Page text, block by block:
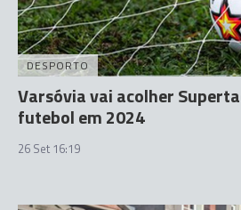
DESPORTO
Varsóvia vai acolher
futebol em 2024
26 Set 16:19